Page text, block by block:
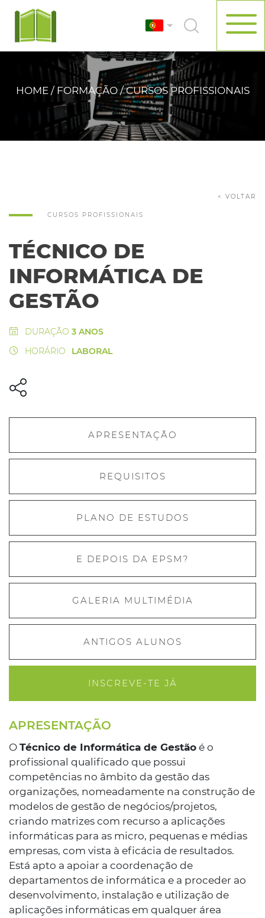
HOME / FORMAÇÃO / CURSOS PROFISSIONAIS
CURSOS PROFISSIONAIS
< VOLTAR
TÉCNICO DE
INFORMÁTICA DE
GESTÃO
DURAÇÃO 3 ANOS
HORÁRIO
LABORAL
APRESENTAÇÃO
O Técnico de Informática de Gestão é o
profissional qualificado que possui
competências no âmbito da gestão das
organizações, nomeadamente na construção de
modelos de gestão de negócios/projetos,
criando matrizes com recurso a aplicações
informáticas para as micro, pequenas e médias
empresas, com vista à eficácia de resultados.
Está apto a apoiar a coordenação de
departamentos de informática e a proceder ao
desenvolvimento, instalação e utilização de
aplicações informáticas em qualquer área
APRESENTAÇÃO
REQUISITOS
PLANO DE ESTUDOS
E DEPOIS DA EPSM?
GALERIA MULTIMÉDIA
ANTIGOS ALUNOS
INSCREVE-TE JÁ